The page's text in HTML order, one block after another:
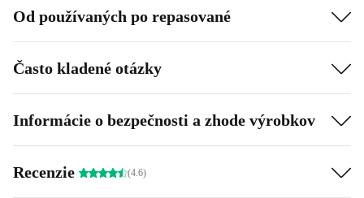
Od používaných po repasované
Často kladené otázky
Informácie o bezpečnosti a zhode výrobkov
Recenzie (4.6)